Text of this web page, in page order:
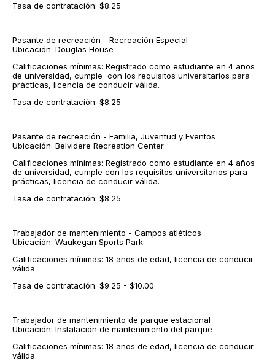
Tasa de contratación: $8.25
Pasante de recreación - Recreación Especial
Ubicación: Douglas House
Calificaciones mínimas: Registrado como estudiante en 4 años
de universidad, cumple con los requisitos universitarios para
prácticas, licencia de conducir válida.
Tasa de contratación: $8.25
Pasante de recreación - Familia, Juventud y Eventos
Ubicación: Belvidere Recreation Center
Calificaciones mínimas: Registrado como estudiante en 4 años
de universidad, cumple con los requisitos universitarios para
prácticas, licencia de conducir válida.
Tasa de contratación: $8.25
Trabajador de mantenimiento - Campos atléticos
Ubicación: Waukegan Sports Park
Calificaciones mínimas: 18 años de edad, licencia de conducir
válida
Tasa de contratación: $9.25 - $10.00
Trabajador de mantenimiento de parque estacional
Ubicación: Instalación de mantenimiento del parque
Calificaciones mínimas: 18 años de edad, licencia de conducir
válida.